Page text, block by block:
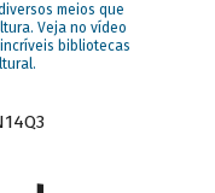
meios que
Veja no vídeo
bibliotecas